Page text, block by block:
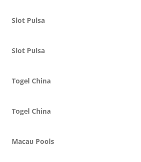
Slot Pulsa
Slot Pulsa
Togel China
Togel China
Macau Pools